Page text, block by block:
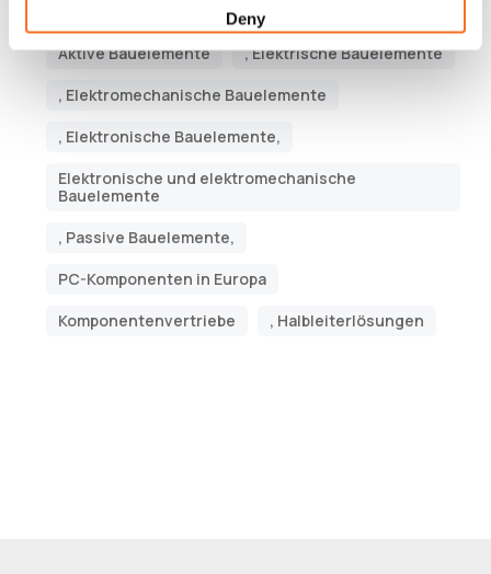
Deny
Elektronikfertigungsdienstleister,
Aktive Bauelemente
, Elektrische Bauelemente
, Elektromechanische Bauelemente
, Elektronische Bauelemente,
Elektronische und elektromechanische
Bauelemente
, Passive Bauelemente,
PC-Komponenten in Europa
Komponentenvertriebe
, Halbleiterlösungen